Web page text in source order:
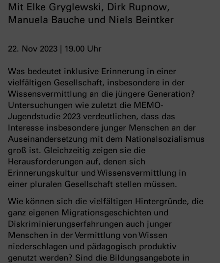
Mit Elke Gryglewski, Dirk Rupnow,
Manuela Bauche und Niels Beintker
22. Nov 2023 | 19.00 Uhr
Was bedeutet inklusive Erinnerung in einer
vielfältigen Gesellschaft, insbesondere in der
Wissensvermittlung an die jüngere Generation?
Untersuchungen wie zuletzt die MEMO-
Jugendstudie 2023 verdeutlichen, dass das
Interesse insbesondere junger Menschen an der
Auseinandersetzung mit dem Nationalsozialismus
groß ist. Gleichzeitig zeigen sie die
Herausforderungen auf, denen sich
Erinnerungskultur und Wissensvermittlung in
einer pluralen Gesellschaft stellen müssen.
Wie können sich die vielfältigen Hintergründe, die
ganz eigenen Migrationsgeschichten und
Diskriminierungserfahrungen auch junger
Menschen in der Vermittlung von Wissen
niederschlagen und pädagogisch produktiv
genutzt werden? Sind die Bildungsangebote in